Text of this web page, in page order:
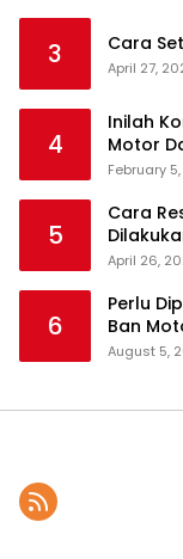
3 Cara
April 27,
4
Inilah
Motor
February
5
Cara
April 26,
6
Perlu
Ban
August 5,